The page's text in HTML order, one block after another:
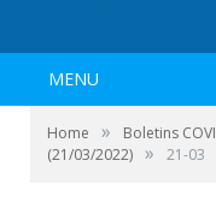
MENU
Home » Boletins
(21/03/2022) » 21-03